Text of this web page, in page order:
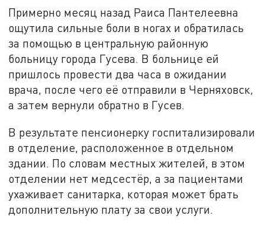
Примерно месяц назад Раиса Пантелеевна
ощутила сильные боли в ногах и обратилась
за помощью в центральную районную
больницу города Гусева. В больнице ей
пришлось провести два часа в ожидании
врача, после чего её отправили в Черняховск,
а затем вернули обратно в Гусев.
В результате пенсионерку госпитализировали
в отделение, расположенное в отдельном
здании. По словам местных жителей, в этом
отделении нет медсестёр, а за пациентами
ухаживает санитарка, которая может брать
дополнительную плату за свои услуги.